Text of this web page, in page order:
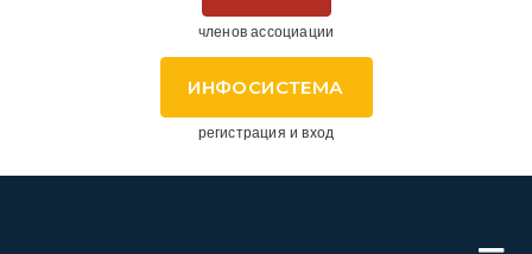
членов ассоциации
ИНФОСИСТЕМА
регистрация и вход